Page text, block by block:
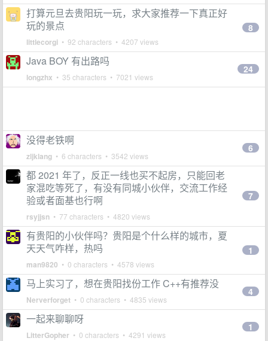
打算元旦去贵阳玩一玩，求大家推荐一下真正好
玩的景点
littlecorgi • 92 characters • 4207 views
8
Java BOY 有出路吗
longzhx • 35 characters • 7021 views
24
没得老铁啊
zljklang • 6 characters • 3542 views
6
都 2021 年了，反正一线也买不起房，只能回老
家混吃等死了，有没有同城小伙伴，交流工作经
验或者面基也行啊
rsyjjsn • 77 characters • 4820 views
7
有贵阳的小伙伴吗？贵阳是个什么样的城市，夏
天天气咋样，热吗
man9820 • 0 characters • 4578 views
1
马上实习了，想在贵阳找份工作 C++有推荐没
Nerverforget • 0 characters • 4835 views
4
一起来聊聊呀
LitterGopher • 0 characters • 4291 views
1